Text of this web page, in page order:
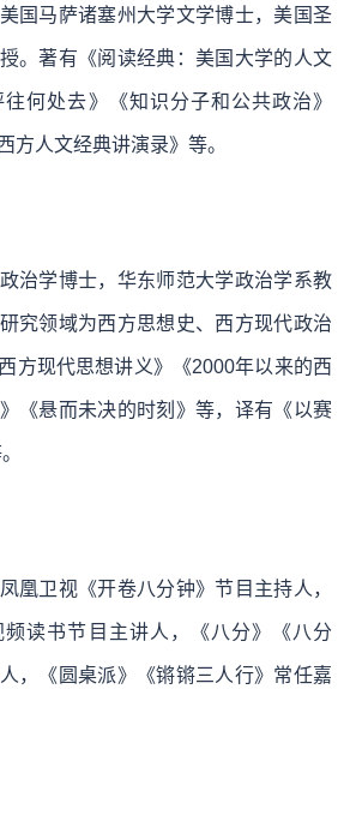
国马萨诸塞州大学文学博士，美国圣
。著有《阅读经典：美国大学的人文
何处去》《知识分子和公共政治》
方人文经典讲演录》等。
治学博士，华东师范大学政治学系教
究领域为西方思想史、西方现代政治
方现代思想讲义》《2000年以来的西
《悬而未决的时刻》等，译有《以赛
凰卫视《开卷八分钟》节目主持人，
频读书节目主讲人，《八分》《八分
，《圆桌派》《锵锵三人行》常任嘉